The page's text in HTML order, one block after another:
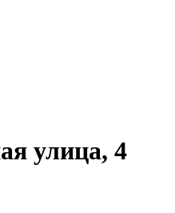
улица, 4